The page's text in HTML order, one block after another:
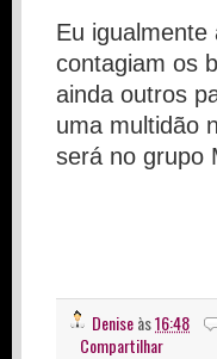
Eu
contagiam os
ainda outros
uma multidão
será no grupo
Deniseàs16:48
Compartilhar